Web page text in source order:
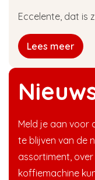
Meld je aan voor
te blijven van de
assortiment,
koffiemachine
Eccelente, dat is
Lees meer